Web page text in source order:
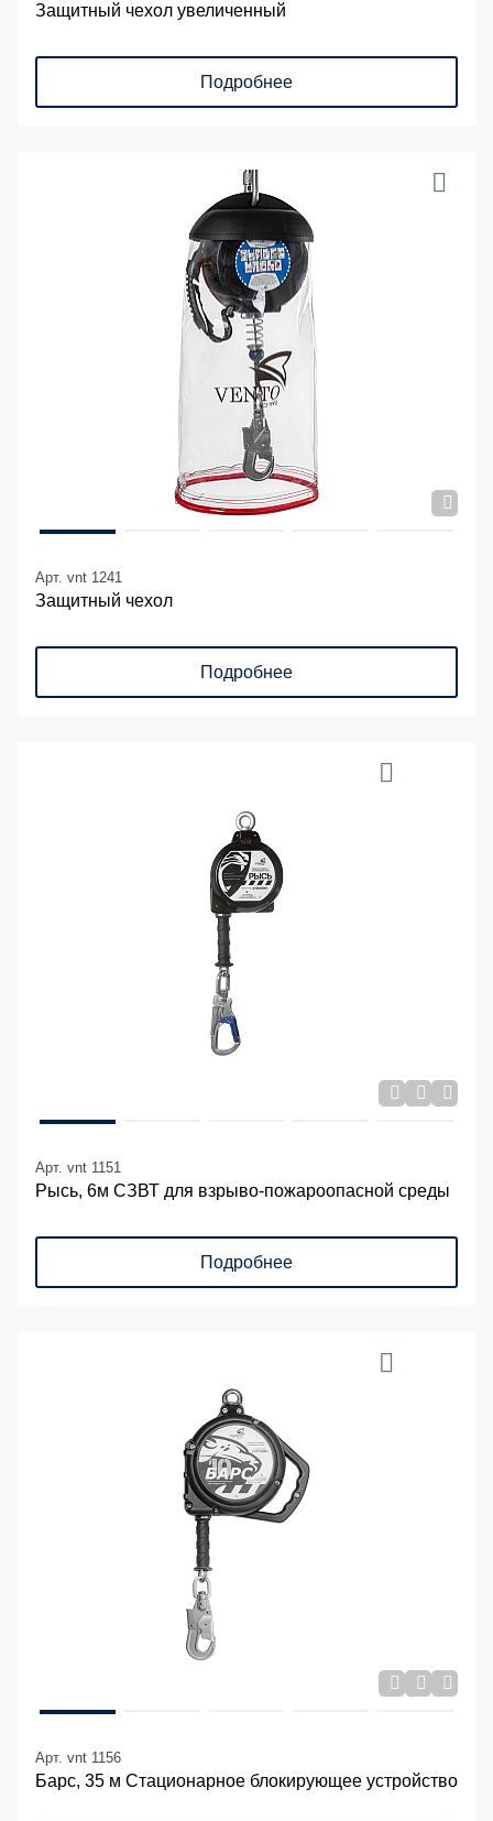
Защитный чехол увеличенный
Подробнее
Арт. vnt 1241
Защитный чехол
Подробнее
Арт. vnt 1151
Рысь, 6м СЗВТ для взрыво-пожароопасной среды
Подробнее
Арт. vnt 1156
Барс, 35 м Стационарное блокирующее устройство